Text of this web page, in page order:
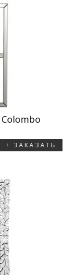
ЗАКАЗАТЬ